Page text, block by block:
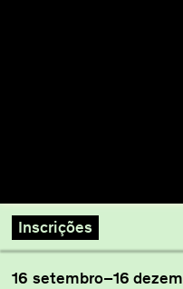
Inscrições
16 setembro–16